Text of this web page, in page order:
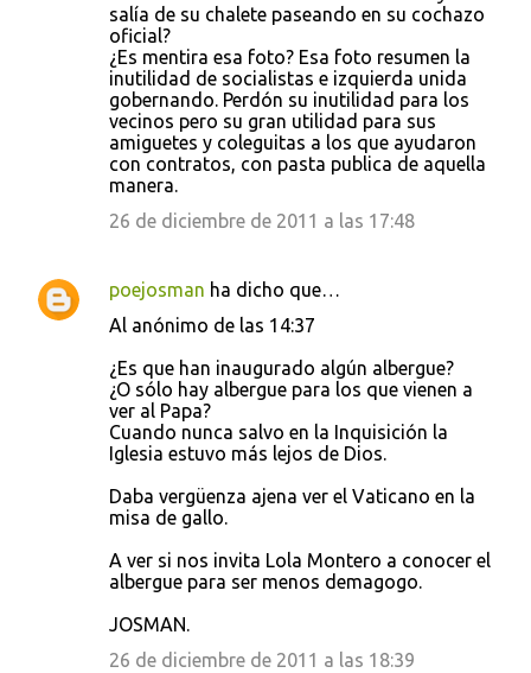
salía de su chalete paseando en su cochazo
oficial?
¿Es mentira esa foto? Esa foto resumen la
inutilidad de socialistas e izquierda unida
gobernando. Perdón su inutilidad para los
vecinos pero su gran utilidad para sus
amiguetes y coleguitas a los que ayudaron
con contratos, con pasta publica de aquella
manera.
26 de diciembre de 2011 a las 17:48
poejosman ha dicho que…
Al anónimo de las 14:37
¿Es que han inaugurado algún albergue?
¿O sólo hay albergue para los que vienen a
ver al Papa?
Cuando nunca salvo en la Inquisición la
Iglesia estuvo más lejos de Dios.
Daba vergüenza ajena ver el Vaticano en la
misa de gallo.
A ver si nos invita Lola Montero a conocer el
albergue para ser menos demagogo.
JOSMAN.
26 de diciembre de 2011 a las 18:39